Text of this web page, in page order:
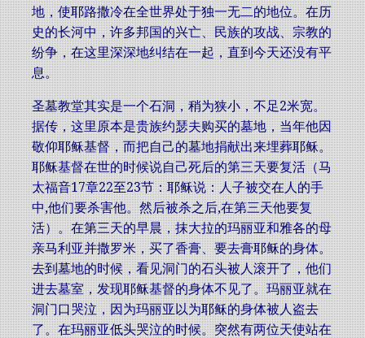
地，使耶路撒冷在全世界处于独一无二的地位。在历
史的长河中，许多邦国的兴亡、民族的攻战、宗教的
纷争，在这里深深地纠结在一起，直到今天还没有平
息。
圣墓教堂其实是一个石洞，稍为狭小，不足2米宽。
据传，这里原本是贵族约瑟夫购买的墓地，当年他因
敬仰耶稣基督，而把自己的墓地捐献出来埋葬耶稣。
耶稣基督在世的时候说自己死后的第三天要复活（马
太福音17章22至23节：耶稣说：人子被交在人的手
中,他们要杀害他。然后被杀之后,在第三天他要复
活）。在第三天的早晨，抹大拉的玛丽亚和雅各的母
亲马利亚并撒罗米，买了香膏、要去膏耶稣的身体。
去到墓地的时候，看见洞门的石头被人滚开了，他们
进去墓室，发现耶稣基督的身体不见了。玛丽亚就在
洞门口哭泣，因为玛丽亚以为耶稣的身体被人盗去
了。在玛丽亚低头哭泣的时候。突然有两位天使站在